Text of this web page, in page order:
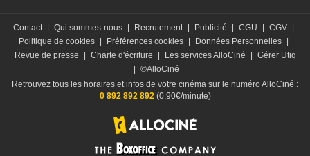
Contact Qui sommes-nous Recrutement Publicité CGU CGV
Politique de cookies
Préférences cookies Données Personnelles
Revue de presse
Charte d'écriture Les services AlloCiné
Gérer Utiq
©AlloCiné
Retrouvez tous les horaires et infos de votre cinéma sur le numéro AlloCiné :
0 892 892 892(0,90€/minute)